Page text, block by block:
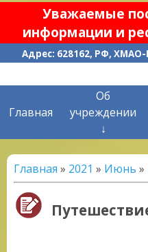
Уважаемые
информации и
Адрес: 628162, РФ, ХМАО-
Главная
Об
учреждении
↓
Главная » 2021 » Июнь »